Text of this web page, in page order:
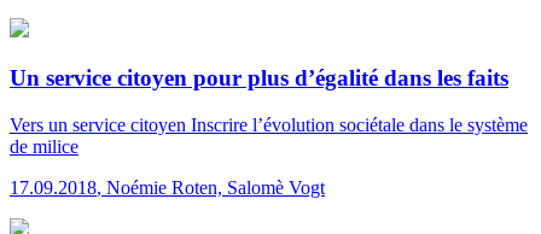
Un service citoyen pour plus d’égalité dans les faits
Vers un service citoyen Inscrire l’évolution sociétale dans le système
de milice
17.09.2018, Noémie Roten, Salomè Vogt